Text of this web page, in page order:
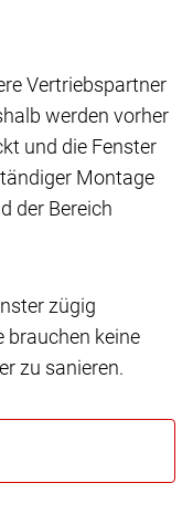
Vertriebspartner
werden vorher
und die Fenster
Montage
der Bereich
zügig
brauchen keine
zu sanieren.